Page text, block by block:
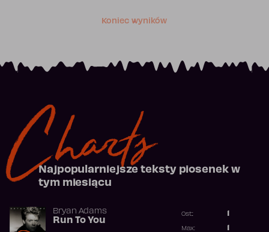
Koniec wyników
Charts
Najpopularniejsze teksty piosenek w
tym miesiącu
Bryan Adams
Run To You
Ost.:
Max: